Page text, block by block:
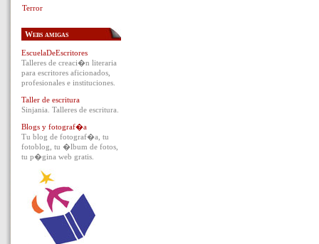
Terror
Webs amigas
EscuelaDeEscritores
Talleres de creaci�n literaria
para escritores aficionados,
profesionales e instituciones.
Taller de escritura
Sinjania. Talleres de escritura.
Blogs y fotograf�a
Tu blog de fotograf�a, tu
fotoblog, tu �lbum de fotos,
tu p�gina web gratis.